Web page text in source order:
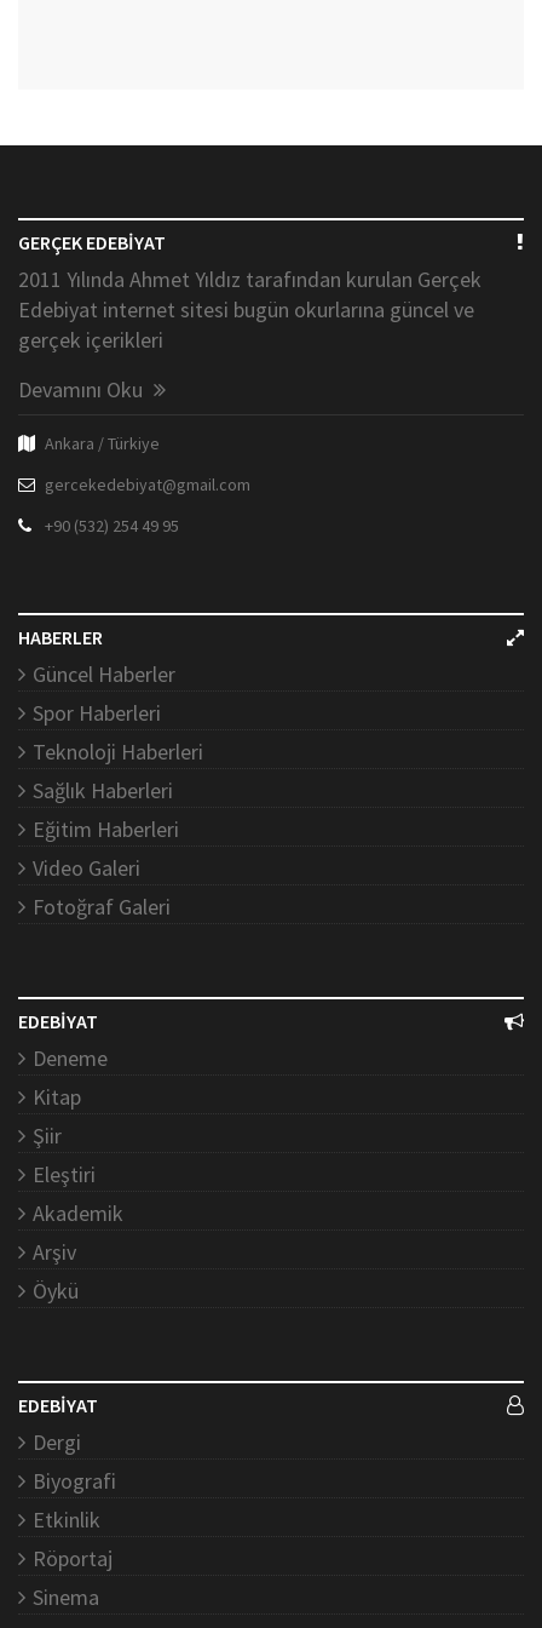
GERÇEK EDEBİYAT
2011 Yılında Ahmet Yıldız tarafından kurulan Gerçek
Edebiyat internet sitesi bugün okurlarına güncel ve
gerçek içerikleri
Devamını Oku
Ankara / Türkiye
gercekedebiyat@gmail.com
+90 (532) 254 49 95
HABERLER
Güncel Haberler
Spor Haberleri
Teknoloji Haberleri
Sağlık Haberleri
Eğitim Haberleri
Video Galeri
Fotoğraf Galeri
EDEBİYAT
Deneme
Kitap
Şiir
Eleştiri
Akademik
Arşiv
Öykü
EDEBİYAT
Dergi
Biyografi
Etkinlik
Röportaj
Sinema